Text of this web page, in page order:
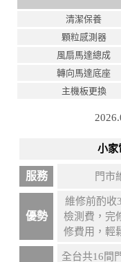
清潔保養
顆粒感測器
風扇馬達總成
轉向馬達底座
主機板更換
小家
服務 門市
優勢
維修前酌收
檢測費，完
修費用，輕
全台共16間